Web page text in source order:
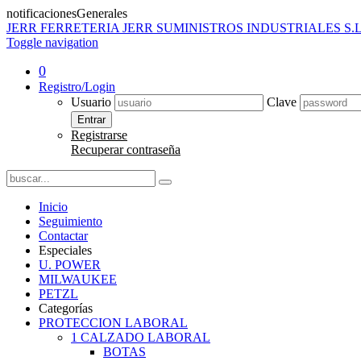
notificacionesGenerales
JERR FERRETERIA JERR SUMINISTROS INDUSTRIALES
Toggle navigation
0
Registro/Login
Usuario
Clave
Entrar
Registrarse
Recuperar contraseña
Inicio
Seguimiento
Contactar
Especiales
U. POWER
MILWAUKEE
PETZL
Categorías
PROTECCION LABORAL
1 CALZADO LABORAL
BOTAS